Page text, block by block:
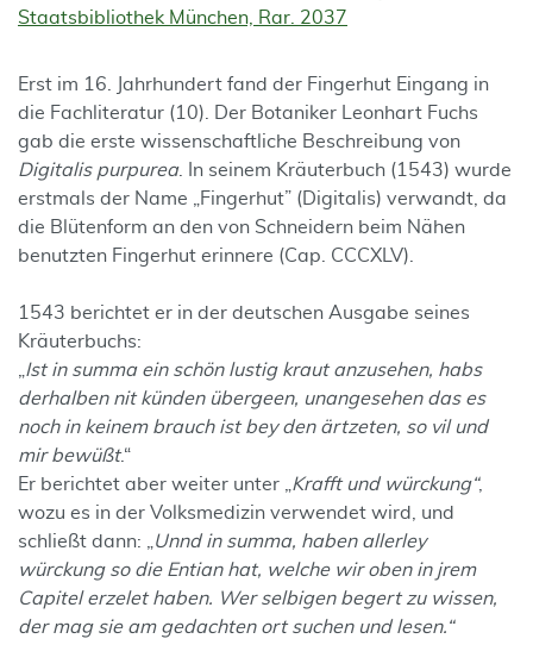
Staatsbibliothek München, Rar. 2037
Erst im 16. Jahrhundert fand der Fingerhut Eingang in
die Fachliteratur (10). Der Botaniker Leonhart Fuchs
gab die erste wissenschaftliche Beschreibung von
Digitalis purpurea. In seinem Kräuterbuch (1543) wurde
erstmals der Name „Fingerhut” (Digitalis) verwandt, da
die Blütenform an den von Schneidern beim Nähen
benutzten Fingerhut erinnere (Cap. CCCXLV).
1543 berichtet er in der deutschen Ausgabe seines
Kräuterbuchs:
Ist in summa ein schön lustig kraut anzusehen, habs
derhalben nit künden übergeen, unangesehen das es
noch in keinem brauch ist bey den ärtzeten, so vil und
mir bewüßt.“
Er berichtet aber weiter unter „ Krafft und würckung“,
wozu es in der Volksmedizin verwendet wird, und
schließt dann: „
Unnd in summa, haben allerley
würckung so die Entian hat, welche wir oben in jrem
Capitel erzelet haben. Wer selbigen begert zu wissen,
der mag sie am gedachten ort suchen und lesen.“